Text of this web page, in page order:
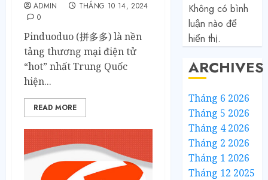
ADMIN
THÁNG 10 14, 2024
0
Pinduoduo (拼多多) là nền
tảng thương mại điện tử
“hot” nhất Trung Quốc
hiện...
READ MORE
Không có bình
luận nào để
hiển thị.
ARCHIVES
Tháng 6 2026
Tháng 5 2026
Tháng 4 2026
Tháng 2 2026
Tháng 1 2026
Tháng 12 2025